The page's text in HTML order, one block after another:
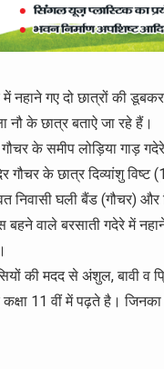
नहाने गए दो छात्रों की
नौ के छात्र बताऐ जा रहे हैं।
के समीप लोड़िया गाड़
गौचर के छात्र दिव्यांशु
निवासी घली बैंड
बहने वाले बरसाती गदेरे में
की मदद से अंशुल, बावी व
11 वीं में पढ़ते है।